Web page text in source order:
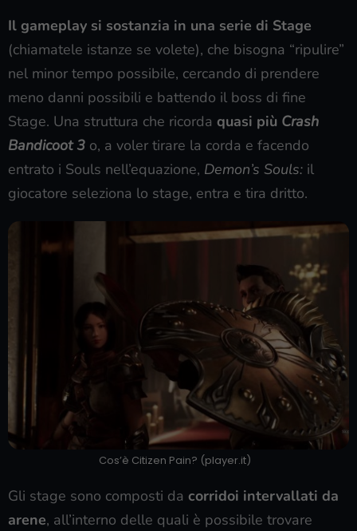
Il gameplay si sostanzia in una serie di Stage
(chiamatele istanze se volete), che bisogna “ripulire”
nel minor tempo possibile, cercando di prendere
meno danni possibili e battendo il boss di fine
Stage. Una struttura che ricorda quasi più Crash
Bandicoot 3 o, a voler tirare la corda e facendo
entrato i Souls nell’equazione, Demon’s Souls: il
giocatore seleziona lo stage, entra e tira dritto.
Cos’è Citizen Pain? (player.it)
Gli stage sono composti da corridoi intervallati da
arene, all’interno delle quali è possibile trovare